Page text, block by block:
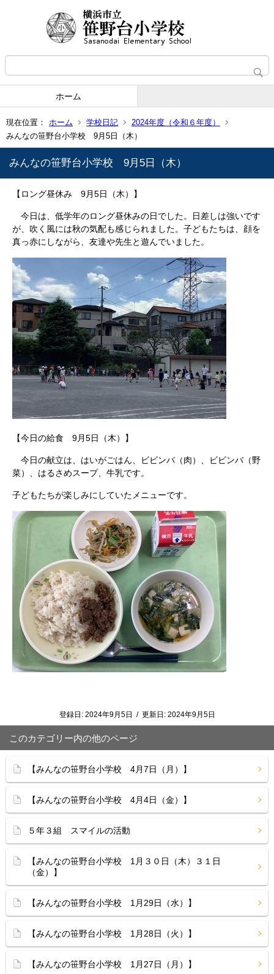
ホーム
現在位置： ホーム 学校日記
2024年度（令和６年度）
みんなの笹野台小学校 9月5日（木）
みんなの笹野台小学校 9月5日（木）
【ロング昼休み 9月5日（木）】
今日は、低学年のロング昼休みの日でした。日差しは強いです
が、吹く風には秋の気配も感じられました。子どもたちは、顔を
真っ赤にしながら、友達や先生と遊んでいました。
【今日の給食 9月5日（木）】
今日の献立は、はいがごはん、ビビンバ（肉）、ビビンバ（野
菜）、はるさめスープ、牛乳です。
子どもたちが楽しみにしていたメニューです。
登録日: 2024年9月5日 / 更新日: 2024年9月5日
このカテゴリー内の他のページ
【みんなの笹野台小学校 4月7日（月）】
【みんなの笹野台小学校 4月4日（金）】
５年３組 スマイルの活動
【みんなの笹野台小学校 1月３０日（木）３１日
（金）】
【みんなの笹野台小学校 1月29日（水）】
【みんなの笹野台小学校 1月28日（火）】
【みんなの笹野台小学校 1月27日（月）】